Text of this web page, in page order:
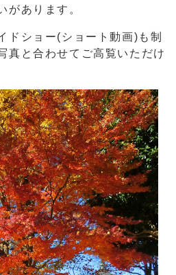
があります。
ショー(ショート動画)も制
真と合わせてご高覧いただけ